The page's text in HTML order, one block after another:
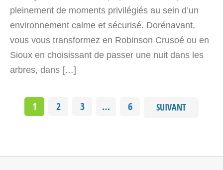
et Spa – Wigwam Occitanie
ROUTE DE NARBONNE
Bizanet Occitanie>Aude 11200
Voir sur la carte
pleinement de moments privilégiés au sein d’un
environnement calme et sécurisé. Dorénavant,
vous vous transformez en Robinson Crusoé ou en
Sioux en choisissant de passer une nuit dans les
arbres, dans […]
1 2 3 … 6 SUIVANT